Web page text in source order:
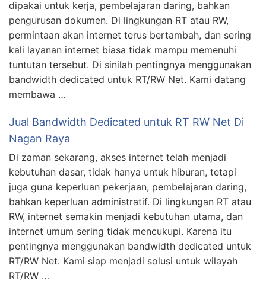
dipakai untuk kerja, pembelajaran daring, bahkan
pengurusan dokumen. Di lingkungan RT atau RW,
permintaan akan internet terus bertambah, dan sering
kali layanan internet biasa tidak mampu memenuhi
tuntutan tersebut. Di sinilah pentingnya menggunakan
bandwidth dedicated untuk RT/RW Net. Kami datang
membawa …
Jual Bandwidth Dedicated untuk RT RW Net Di
Nagan Raya
Di zaman sekarang, akses internet telah menjadi
kebutuhan dasar, tidak hanya untuk hiburan, tetapi
juga guna keperluan pekerjaan, pembelajaran daring,
bahkan keperluan administratif. Di lingkungan RT atau
RW, internet semakin menjadi kebutuhan utama, dan
internet umum sering tidak mencukupi. Karena itu
pentingnya menggunakan bandwidth dedicated untuk
RT/RW Net. Kami siap menjadi solusi untuk wilayah
RT/RW …